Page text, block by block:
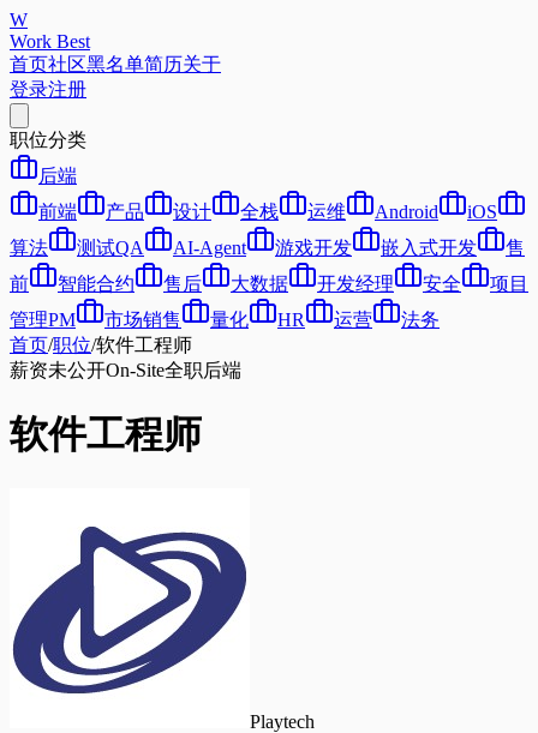
W
Work Best
首页社区黑名单简历关于
登录注册
职位分类
后端
前端
产品 设计 全栈 运维 Android
iOS
算法
测试QA AI-Agent 游戏开发 嵌入式开发
售
前
智能合约 售后 大数据 开发经理 安全
项目
管理PM
市场销售 量化 HR 运营
法务
首页/职位/软件工程师
薪资未公开On-Site全职后端
软件工程师
Playtech